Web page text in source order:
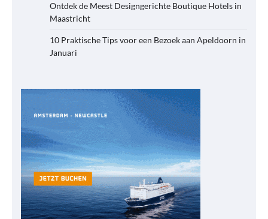
Ontdek de Meest Designgerichte Boutique Hotels in
Maastricht
10 Praktische Tips voor een Bezoek aan Apeldoorn in
Januari